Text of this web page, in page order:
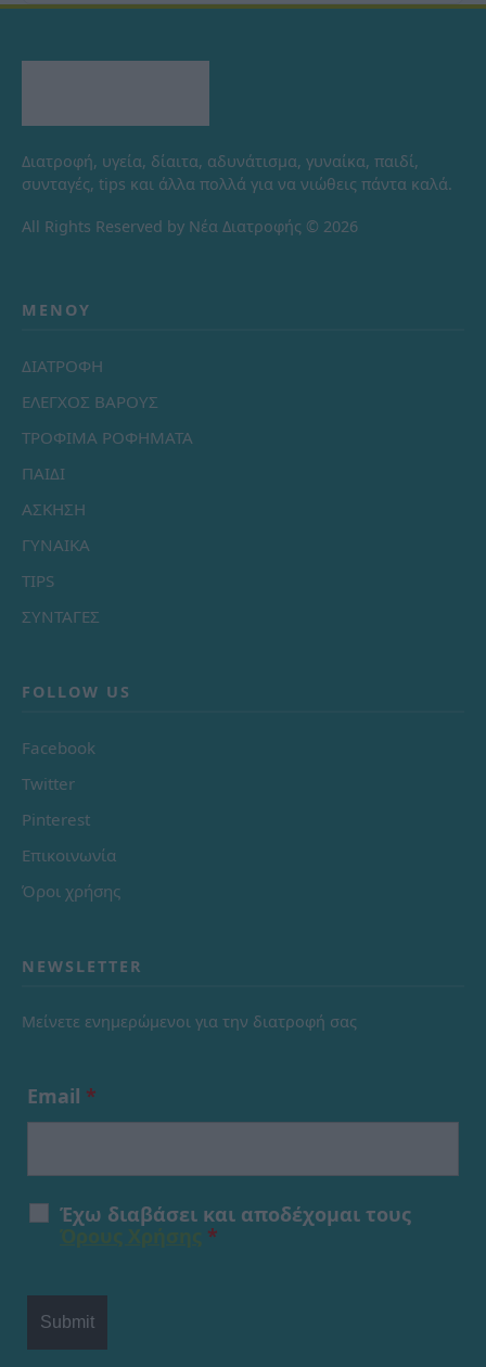
Διατροφή, υγεία, δίαιτα, αδυνάτισμα, γυναίκα, παιδί,
συνταγές, tips και άλλα πολλά για να νιώθεις πάντα καλά.
All Rights Reserved by Νέα Διατροφής © 2026
ΜΕΝΟΎ
ΔΙΑΤΡΟΦΗ
ΕΛΕΓΧΟΣ ΒΑΡΟΥΣ
ΤΡΟΦΙΜΑ ΡΟΦΗΜΑΤΑ
ΠΑΙΔΙ
ΑΣΚΗΣΗ
ΓΥΝΑΙΚΑ
TIPS
ΣΥΝΤΑΓΕΣ
FOLLOW US
Facebook
Twitter
Pinterest
Επικοινωνία
Όροι χρήσης
NEWSLETTER
Μείνετε ενημερώμενοι για την διατροφή σας
Email *
Έχω διαβάσει και αποδέχομαι τους
*